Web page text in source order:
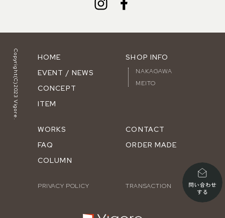
Copyright(C)2023 Vigore.
HOME
EVENT / NEWS
CONCEPT
ITEM
SHOP INFO
NAKAGAWA
MEITO
WORKS
FAQ
COLUMN
CONTACT
ORDER MADE
PRIVACY POLICY TRANSACTION